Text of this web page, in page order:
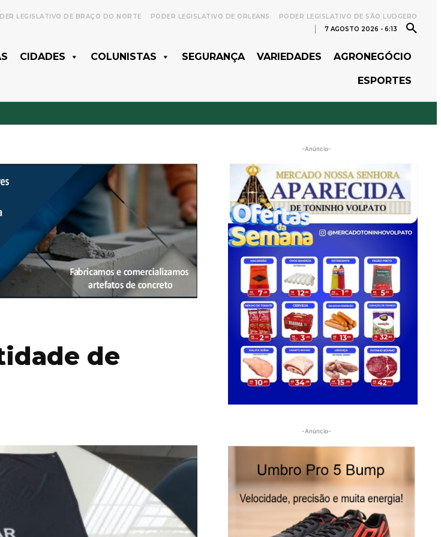
LEGISLATIVO DE BRAÇO DO NORTE PODER LEGISLATIVO DE ORLEANS
PODER LEGISLATIVO DE SÃO LUDGERO
7 AGOSTO 2026 - 6:13
CIDADES COLUNISTAS SEGURANÇA VARIEDADES AGRONEGÓCIO
ESPORTES
de
-Anúncio-